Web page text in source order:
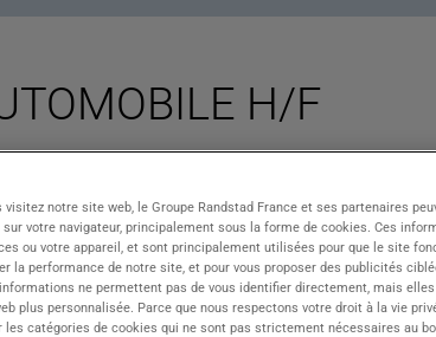
H/F
d'emploi spécialisée dans le recrutement.
ses clients et collaborateurs
d'activités : industrie, tertiaire, BTP, logistique,
d'emploi, notre agence met son
visitez notre site web, le Groupe Randstad France et ses partenaires
votre navigateur, principalement sous la forme de cookies. Ces
ou votre appareil, et sont principalement utilisées pour que le site
la performance de notre site, et pour vous proposer des publicités
ne permettent pas de vous identifier directement, mais
plus personnalisée. Parce que nous respectons votre droit à la vie
les catégories de cookies qui ne sont pas strictement nécessaires au